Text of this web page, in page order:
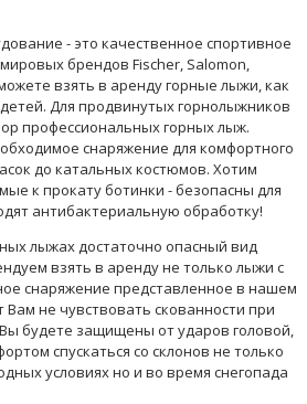
- это качественное спортивное
брендов Fischer, Salomon,
взять в аренду горные лыжи, как
Для продвинутых горнолыжников
профессиональных горных лыж.
снаряжение для комфортного
до катальных костюмов. Хотим
к прокату ботинки - безопасны для
антибактериальную обработку!
лыжах достаточно опасный вид
взять в аренду не только лыжи с
снаряжение представленное в нашем
не чувствовать скованности при
будете защищены от ударов головой,
спускаться со склонов не только
условиях но и во время снегопада